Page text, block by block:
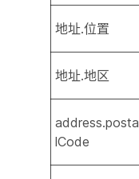
地址.位置
地址.地区
address.posta
lCode